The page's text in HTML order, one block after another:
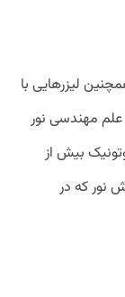
لیزر‌هایی با
مهندسی نور
بیش از
نور که در